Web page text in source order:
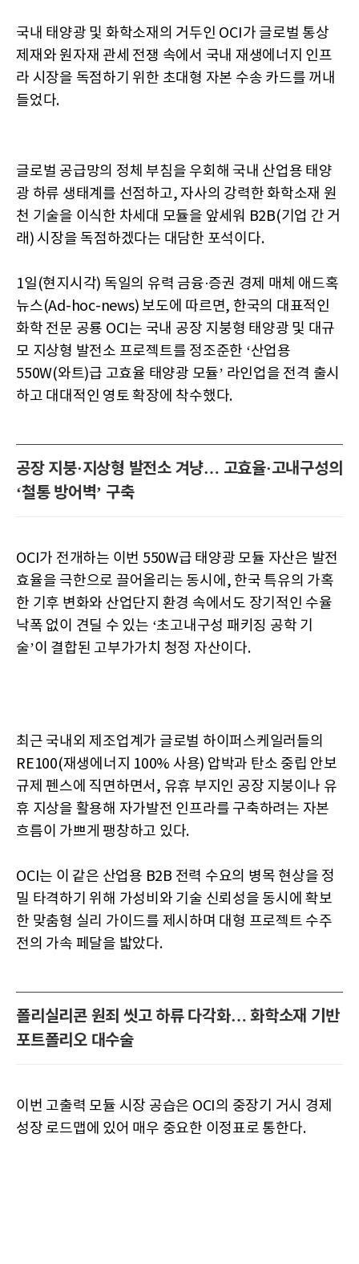
국내 태양광 및 화학소재의 거두인 OCI가 글로벌 통상
제재와 원자재 관세 전쟁 속에서 국내 재생에너지 인프
라 시장을 독점하기 위한 초대형 자본 수송 카드를 꺼내
들었다.
글로벌 공급망의 정체 부침을 우회해 국내 산업용 태양
광 하류 생태계를 선점하고, 자사의 강력한 화학소재 원
천 기술을 이식한 차세대 모듈을 앞세워 B2B(기업 간 거
래) 시장을 독점하겠다는 대담한 포석이다.
1일(현지시각) 독일의 유력 금융·증권 경제 매체 애드혹
뉴스(Ad-hoc-news) 보도에 따르면, 한국의 대표적인
화학 전문 공룡 OCI는 국내 공장 지붕형 태양광 및 대규
모 지상형 발전소 프로젝트를 정조준한 ‘산업용
550W(와트)급 고효율 태양광 모듈’ 라인업을 전격 출시
하고 대대적인 영토 확장에 착수했다.
공장 지붕·지상형 발전소 겨냥… 고효율·고내구성의
‘철통 방어벽’ 구축
OCI가 전개하는 이번 550W급 태양광 모듈 자산은 발전
효율을 극한으로 끌어올리는 동시에, 한국 특유의 가혹
한 기후 변화와 산업단지 환경 속에서도 장기적인 수율
낙폭 없이 견딜 수 있는 ‘초고내구성 패키징 공학 기
술’이 결합된 고부가가치 청정 자산이다.
최근 국내외 제조업계가 글로벌 하이퍼스케일러들의
RE100(재생에너지 100% 사용) 압박과 탄소 중립 안보
규제 펜스에 직면하면서, 유휴 부지인 공장 지붕이나 유
휴 지상을 활용해 자가발전 인프라를 구축하려는 자본
흐름이 가쁘게 팽창하고 있다.
OCI는 이 같은 산업용 B2B 전력 수요의 병목 현상을 정
밀 타격하기 위해 가성비와 기술 신뢰성을 동시에 확보
한 맞춤형 실리 가이드를 제시하며 대형 프로젝트 수주
전의 가속 페달을 밟았다.
폴리실리콘 원죄 씻고 하류 다각화… 화학소재 기반
포트폴리오 대수술
이번 고출력 모듈 시장 공습은 OCI의 중장기 거시 경제
성장 로드맵에 있어 매우 중요한 이정표로 통한다.